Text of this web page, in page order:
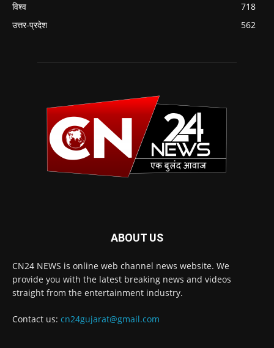
विश्व
718
उत्तर-प्रदेश
562
ABOUT US
CN24 NEWS is online web channel news website. We
provide you with the latest breaking news and videos
straight from the entertainment industry.
Contact us: cn24gujarat@gmail.com